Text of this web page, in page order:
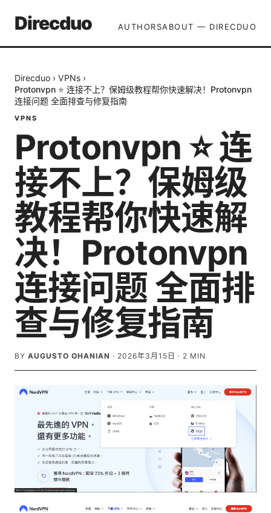
Direcduo AUTHORSABOUT — DIRECDUO
Direcduo › VPNs ›
Protonvpn ⭐ 连接不上？保姆级教程帮你快速解决！Protonvpn
连接问题 全面排查与修复指南
VPNS
Protonvpn ⭐ 连
接不上？保姆级
教程帮你快速解
决！Protonvpn
连接问题 全面排
查与修复指南
BY AUGUSTO OHANIAN · 2026年3月15日 · 2 MIN